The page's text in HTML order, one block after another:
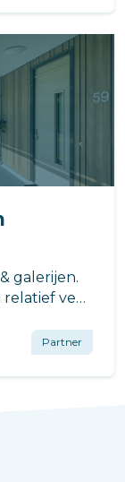
voor
galerijen.
veel
tot een
gebied veel
Partner